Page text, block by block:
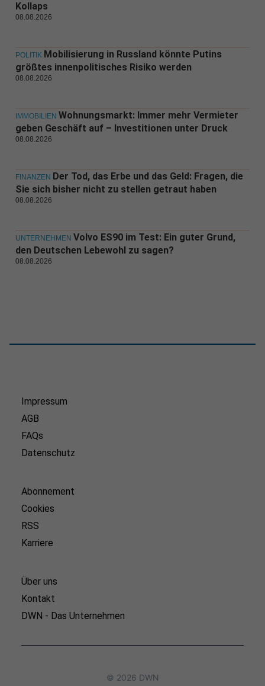
Kollaps
08.08.2026
POLITIK Mobilisierung in Russland könnte Putins
größtes innenpolitisches Risiko werden
08.08.2026
IMMOBILIEN Wohnungsmarkt: Immer mehr Vermieter
geben Geschäft auf – Investitionen unter Druck
08.08.2026
FINANZEN Der Tod, das Erbe und das Geld: Fragen, die
Sie sich bisher nicht zu stellen getraut haben
08.08.2026
UNTERNEHMEN Volvo ES90 im Test: Ein guter Grund,
den Deutschen Lebewohl zu sagen?
08.08.2026
Impressum
AGB
FAQs
Datenschutz
Abonnement
Cookies
RSS
Karriere
Über uns
Kontakt
DWN - Das Unternehmen
© 2026 DWN